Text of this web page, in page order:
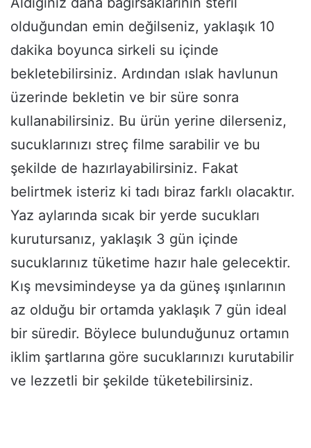
olduğundan emin değilseniz, yaklaşık 10
dakika boyunca sirkeli su içinde
bekletebilirsiniz. Ardından ıslak havlunun
üzerinde bekletin ve bir süre sonra
kullanabilirsiniz. Bu ürün yerine dilerseniz,
sucuklarınızı streç filme sarabilir ve bu
şekilde de hazırlayabilirsiniz. Fakat
belirtmek isteriz ki tadı biraz farklı olacaktır.
Yaz aylarında sıcak bir yerde sucukları
kurutursanız, yaklaşık 3 gün içinde
sucuklarınız tüketime hazır hale gelecektir.
Kış mevsimindeyse ya da güneş ışınlarının
az olduğu bir ortamda yaklaşık 7 gün ideal
bir süredir. Böylece bulunduğunuz ortamın
iklim şartlarına göre sucuklarınızı kurutabilir
ve lezzetli bir şekilde tüketebilirsiniz.